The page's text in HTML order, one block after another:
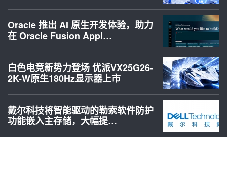
Oracle 推出 AI 原生开发体验，助力
在 Oracle Fusion Appl…
白色电竞新势力登场 优派VX25G26-
2K-W原生180Hz显示器上市
戴尔科技将智能驱动的勒索软件防护
功能嵌入主存储，大幅提…